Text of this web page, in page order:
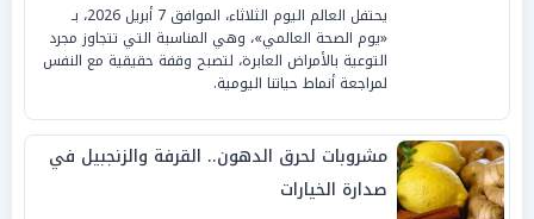
يحتفل العالم اليوم الثلاثاء، الموافق 7 أبريل 2026، بـ
«يوم الصحة العالمي»، وهي المناسبة التي تتجاوز مجرد
التوعية بالأمراض العابرة، لتصبح وقفة حقيقية مع النفس
لمراجعة أنماط حياتنا اليومية.
مشروبات لحرق الدهون.. القرفة والزنجبيل في
صدارة الخيارات